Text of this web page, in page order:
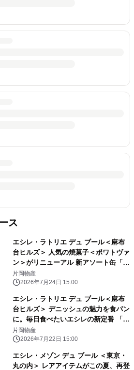
ス
エシレ・ラトリエ デュ ブール＜麻布
台ヒルズ＞ 人気の焼菓子＜ポワトヴァ
ン＞がリニューアル 新アソート缶「サ
ブレ トロワ」含む焼菓子ラインアップ
が刷新
片岡物産
2026年7月24日 15:00
エシレ・ラトリエ デュ ブール＜麻布
台ヒルズ＞ デニッシュの魅力を食パン
に。毎日食べたいエシレの新定番 「パ
ン・ダノワ・エシレ」2026年7月29日
（水）新発売
片岡物産
2026年7月22日 15:00
エシレ・メゾン デュ ブール ＜東京・
丸の内＞ レアアイテムがこの夏、再登